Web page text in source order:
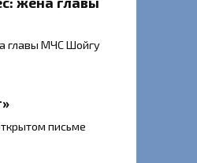
главы МЧС Шойгу
письме